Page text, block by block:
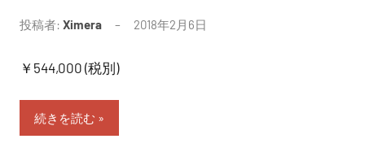
投稿者: Ximera 2018年2月6日
￥544,000 (税別)
続きを読む